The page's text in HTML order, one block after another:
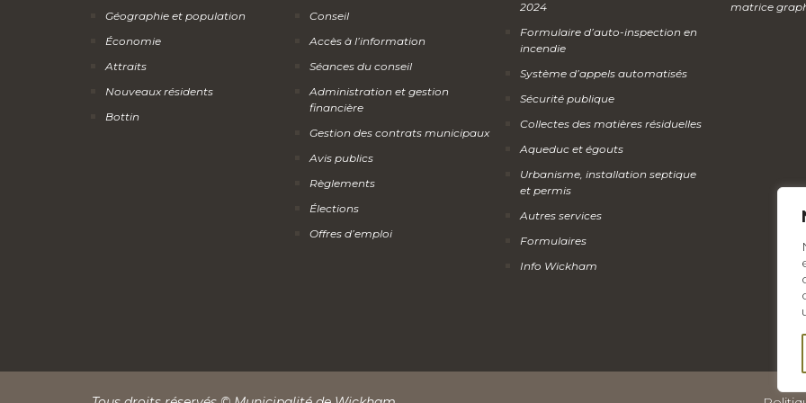
Géographie et population
Économie
Attraits
Nouveaux résidents
Bottin
Conseil
Accès à l’information
Séances du conseil
Administration et gestion
financière
Gestion des contrats municipaux
Avis publics
Règlements
Élections
Offres d’emploi
2024
Formulaire d’auto-inspection en
incendie
Système d’appels automatisés
Sécurité publique
Collectes des matières résiduelles
Aqueduc et égouts
Urbanisme, installation septique
et permis
Autres services
Formulaires
Info Wickham
matrice